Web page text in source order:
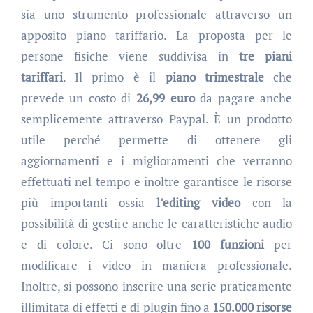
sia uno strumento professionale attraverso un
apposito piano tariffario. La proposta per le
persone fisiche viene suddivisa in tre piani
tariffari. Il primo è il piano trimestraleche
prevede un costo di 26,99 euroda pagare anche
semplicemente attraverso Paypal. È un prodotto
utile perché permette di ottenere gli
aggiornamenti e i miglioramenti che verranno
effettuati nel tempo e inoltre garantisce le risorse
più importanti ossia l’editing videocon la
possibilità di gestire anche le caratteristiche audio
e di colore. Ci sono oltre 100 funzioni per
modificare i video in maniera professionale.
Inoltre, si possono inserire una serie praticamente
illimitata di effetti e di plugin fino a 150.000 risorse